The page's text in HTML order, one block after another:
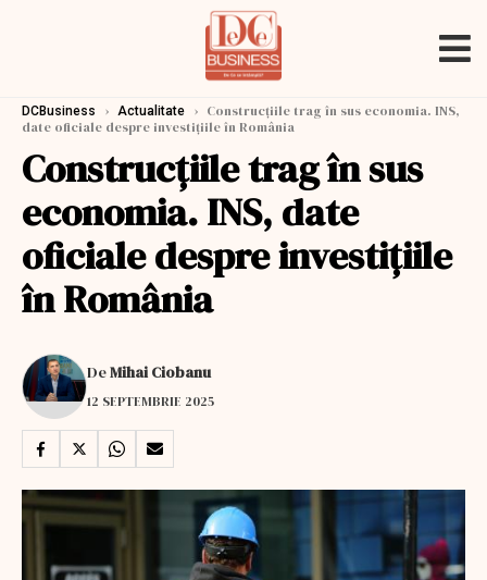
DCBusiness › Actualitate › Construcțiile trag în sus economia. INS,
date oficiale despre investiţiile în România
Construcțiile trag în sus
economia. INS, date
oficiale despre investiţiile
în România
DeMihai Ciobanu
12 SEPTEMBRIE 2025